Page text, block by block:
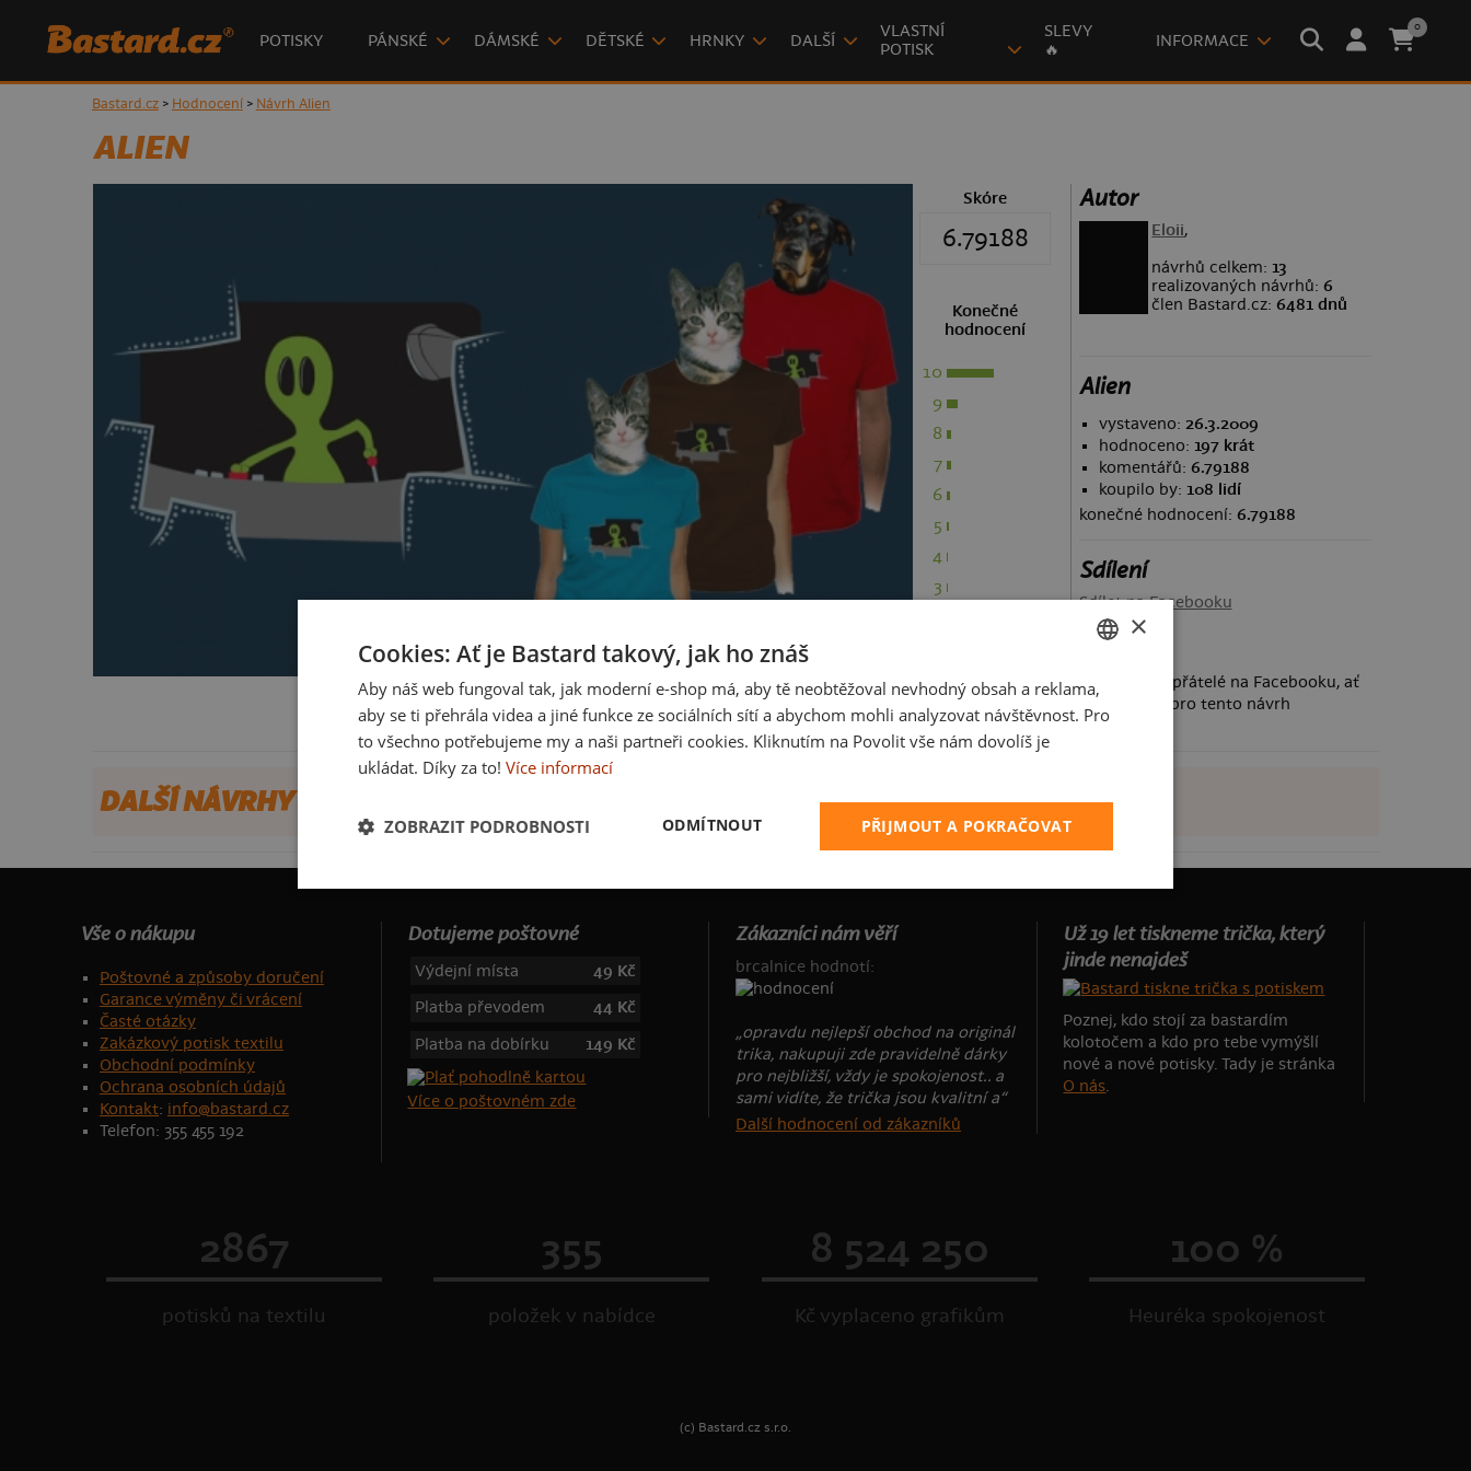
POTISKY PÁNSKÉ DÁMSKÉ DĚTSKÉ HRNKY DALŠÍ
VLASTNÍ
POTISK
SLEVY
🔥
INFORMACE
0
Bastard.cz> Hodnocení> Návrh Alien
ALIEN
Skóre
6.79188
Konečné
hodnocení
10
9
8
7
6
5
4
3
Autor
Eloii,
návrhů celkem: 13
realizovaných návrhů:6
člen Bastard.cz:6481 dnů
Alien
vystaveno: 26.3.2009
hodnoceno: 197 krát
komentářů: 6.79188
koupilo by: 108 lidí
konečné hodnocení: 6.79188
Sdílení
Sdílet na Facebooku
Požádej své přátelé na Facebooku, ať
taky hlasují pro tento návrh
DALŠÍ NÁVRHY OD ELOII
Vše o nákupu
Poštovné a způsoby doručení
Garance výměny či vrácení
Časté otázky
Zakázkový potisk textilu
Obchodní podmínky
Ochrana osobních údajů
Kontakt: info@bastard.cz
Telefon: 355 455 192
Dotujeme poštovné
Výdejní místa
49 Kč
Platba převodem
44 Kč
Platba na dobírku
149 Kč
Více o poštovném zde
Zákazníci nám věří
brcalnice hodnotí:
„opravdu nejlepší obchod na originál
trika, nakupuji zde pravidelně dárky
pro nejbližší, vždy je spokojenost.. a
sami vidíte, že trička jsou kvalitní a“
Další hodnocení od zákazníků
Už 19 let tiskneme trička, který
jinde nenajdeš
Poznej, kdo stojí za bastardím
kolotočem a kdo pro tebe vymýšlí
nové a nové potisky. Tady je stránka
O nás.
2867
potisků na textilu
355
položek v nabídce
8 524 250
Kč vyplaceno grafikům
100 %
Heuréka spokojenost
(c) Bastard.cz s.r.o.
CZECH
SLOVAK
×
Cookies: Ať je Bastard takový, jak ho znáš
Aby náš web fungoval tak, jak moderní e-shop má, aby tě neobtěžoval nevhodný obsah a reklama,
aby se ti přehrála videa a jiné funkce ze sociálních sítí a abychom mohli analyzovat návštěvnost. Pro
to všechno potřebujeme my a naši partneři cookies. Kliknutím na Povolit vše nám dovolíš je
ukládat. Díky za to! Více informací
PŘIJMOUT A POKRAČOVAT
ODMÍTNOUT
ZOBRAZIT PODROBNOSTI